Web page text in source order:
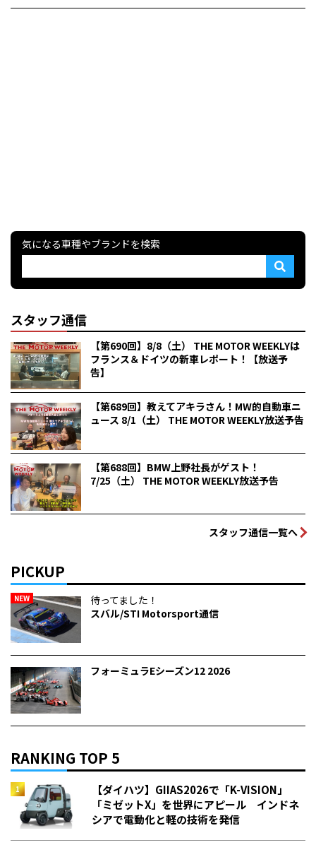
気になる車種やブランドを検索
スタッフ通信
【第690回】8/8（土） THE MOTOR WEEKLYは
フランス＆ドイツの新車レポート！【放送予
告】
【第689回】教えてアキラさん！MW的自動車ニ
ュース 8/1（土） THE MOTOR WEEKLY放送予告
【第688回】BMW上野社長がゲスト！
7/25（土） THE MOTOR WEEKLY放送予告
スタッフ通信一覧へ
PICKUP
NEW
待ってました！
スバル/STI Motorsport通信
フォーミュラEシーズン12 2026
RANKING TOP 5
【ダイハツ】GIIAS2026で「K-VISION」
「ミゼットX」を世界にアピール インドネ
シアで電動化と軽の技術を発信